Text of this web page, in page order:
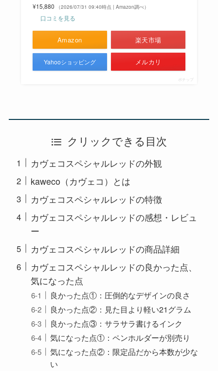
¥15,880
（2026/07/31 09:40時点 | Amazon調べ）
口コミを見る
Amazon 楽天市場
Yahooショッピング メルカリ
ポチップ
クリックできる目次
カヴェコスペシャルレッドの外観
kaweco（カヴェコ）とは
カヴェコスペシャルレッドの特徴
カヴェコスペシャルレッドの感想・レビュ
ー
カヴェコスペシャルレッドの商品詳細
カヴェコスペシャルレッドの良かった点、
気になった点
良かった点①：圧倒的なデザインの良さ
良かった点②：見た目より軽い21グラム
良かった点③：サラサラ書けるインク
気になった点①：ペンホルダーが別売り
気になった点②：限定品だから本数が少な
い